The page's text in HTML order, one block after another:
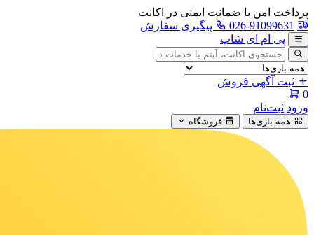
پرداخت امن با ضمانت ایمنی در اکانت
026-91099631
پیگیری سفارش
پی ام ای شاپ
جستجوی
آگهی
ثبت آگهی فروش
0
ورود ثبت‌نام
همه بازی‌ها فروشگاه